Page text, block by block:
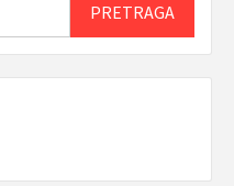
PRETRAGA